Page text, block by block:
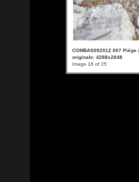
COMBAS092012 007
originale: 4288x2848
Image 16 of 25